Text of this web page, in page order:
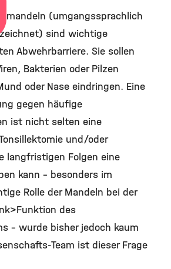
(umgangssprachlich
sind wichtige
Abwehrbarriere. Sie sollen
Bakterien oder Pilzen
oder Nase eindringen. Eine
gegen häufige
ist nicht selten eine
und/oder
langfristigen Folgen eine
kann – besonders im
Rolle der Mandeln bei der
des
– wurde bisher jedoch kaum
Team ist dieser Frage